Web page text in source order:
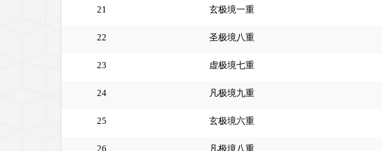
21 玄极境一重
22 圣极境八重
23 虚极境七重
24 凡极境九重
25 玄极境六重
26 凡极境八重